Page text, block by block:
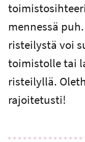
mennessä puh.
risteilystä voi
toimistolle tai
risteilyllä.
rajoitetusti!